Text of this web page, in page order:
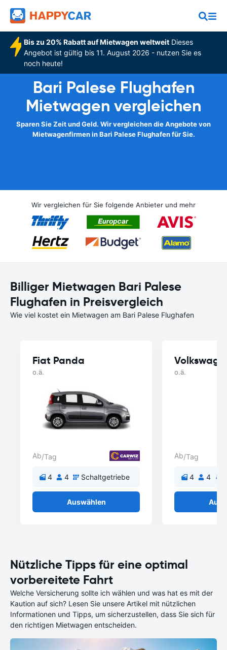
Bis zu 20% Rabatt auf Mietwagen weltweitDieses
Angebot ist gültig bis 11. August 2026 - nutzen Sie es
noch heute!
Bari Palese Flughafen
Mietwagen vergleichen
Sparen Sie Zeit und Geld. Wir vergleichen die Angebote von
Mietwagenfirmen in Bari Palese Flughafen für Sie.
Wir vergleichen für Sie folgende Anbieter und mehr
Billiger Mietwagen Bari Palese
Flughafen in Preisvergleich
Wie viel kostet ein Mietwagen am Bari Palese Flughafen
Fiat Panda
o.ä.
Ab/Tag
4 4 Schaltgetriebe
Auswählen
o.ä.
Ab/Tag
4 4
Nützliche Tipps für eine optimal
vorbereitete Fahrt
Welche Versicherung sollte ich wählen und was hat es mit der
Kaution auf sich? Lesen Sie unsere Artikel mit nützlichen
Informationen und Tipps, um sicherzustellen, dass Sie sich für
den richtigen Mietwagen entscheiden.